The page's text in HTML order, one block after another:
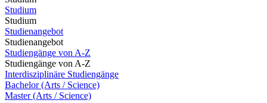
Studium
Studium
Studienangebot
Studienangebot
Studiengänge von A-Z
Studiengänge von A-Z
Interdisziplinäre Studiengänge
Bachelor (Arts / Science)
Master (Arts / Science)